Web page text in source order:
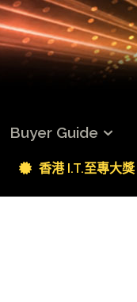
Buyer Guide
香港 I.T.至專大獎